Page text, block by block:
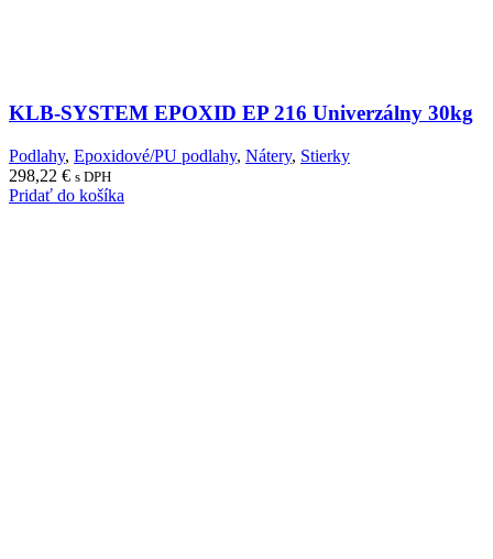
KLB-SYSTEM EPOXID EP 216 Univerzálny 30kg
Podlahy, Epoxidové/PU podlahy, Nátery, Stierky
298,22 € s DPH
Pridať do košíka